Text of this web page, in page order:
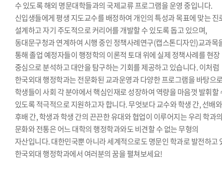
수 있도록 해외 명문대학들과의 국제교류 프로그램을 운영 중입니다.
신입생들에게 평생 지도교수를 배정하여 개인의 특성과 목표에 맞는 진
설계하고 자기 주도적으로 커리어를 개발할 수 있도록 돕고 있으며,
동대문구청과 연계하여 시행 중인 정책사례연구(캡스톤디자인)교과목
통해 졸업 예정자들이 행정학의 이론적 토대 위에 실제 정책사례를 현장
중심으로 분석하고 대안을 탐구하는 기회를 제공하고 있습니다. 이처럼
한국외대 행정학과는 전문화된 교과운영과 다양한 프로그램을 바탕으
학생들이 사회 각 분야에서 핵심인재로 성장하여 역량을 마음껏 발휘할
있도록 적극적으로 지원하고자 합니다. 무엇보다 교수와 학생 간, 선배와
후배 간, 학생과 학생 간의 끈끈한 유대와 협업이 이루어지는 우리 학과
문화와 전통은 어느 대학의 행정학과와도 비견할 수 없는 무형의
자산입니다. 대한민국뿐 아니라 세계적으로도 명문인 학과로 발전하고
한국외대 행정학과에서 여러분의 꿈을 펼쳐보세요!